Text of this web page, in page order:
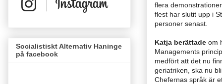
flera
flest har slutit upp i
personer senast.
Katja berättade om
Managements
medfört att det nu
geriatriken, ska nu
Chefernas språk är
Socialistiskt Alternativ Haninge
på facebook